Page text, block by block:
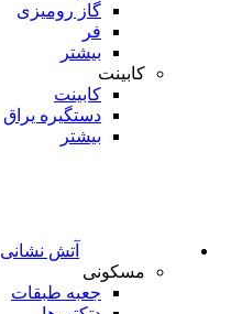
گاز رومیزی
فر
بیشتر
کابینت
کابینت
دستگیره یراق
بیشتر
آتش نشانی
مسکونی
جعبه طبقات